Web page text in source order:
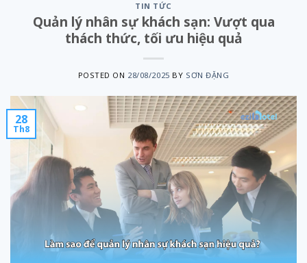
TIN TỨC
Quản lý nhân sự khách sạn: Vượt qua
thách thức, tối ưu hiệu quả
POSTED ON 28/08/2025 BY SƠN ĐẶNG
28
Th8